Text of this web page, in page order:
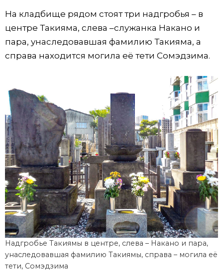
На кладбище рядом стоят три надгробья – в
центре Такияма, слева –служанка Накано и
пара, унаследовавшая фамилию Такияма, а
справа находится могила её тети Сомэдзима.
Надгробье Такиямы в центре, слева – Накано и пара,
унаследовавшая фамилию Такиямы, справа – могила её
тети, Сомэдзима